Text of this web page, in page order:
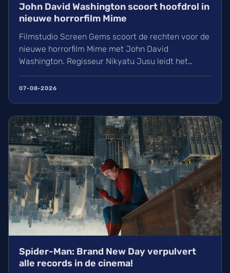
John David Washington scoort hoofdrol in
nieuwe horrorfilm Mime
Filmstudio Screen Gems scoort de rechten voor de
nieuwe horrorfilm Mime met John David
Washington. Regisseur Nikyatu Jusu leidt het
nieuws over streamingtoppers zoals Hit Man en
Thursday Murder Club.
07-08-2026
Spider-Man: Brand New Day verpulvert
alle records in de cinema!